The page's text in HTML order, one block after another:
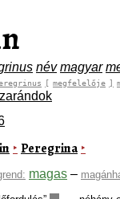
név magyar
[ megfelelője ]
zarándok
‣ Peregrina ‣
magas –